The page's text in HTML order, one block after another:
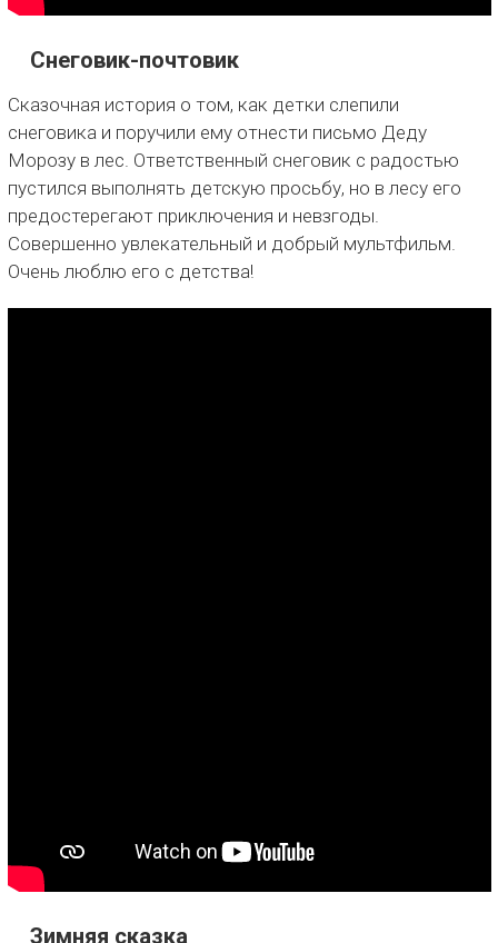
Снеговик-почтовик
Сказочная история о том, как детки слепили
снеговика и поручили ему отнести письмо Деду
Морозу в лес. Ответственный снеговик с радостью
пустился выполнять детскую просьбу, но в лесу его
предостерегают приключения и невзгоды.
Совершенно увлекательный и добрый мультфильм.
Очень люблю его с детства!
Зимняя сказка